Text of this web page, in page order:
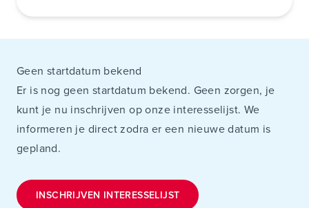
Geen startdatum bekend
Er is nog geen startdatum bekend. Geen zorgen, je
kunt je nu inschrijven op onze interesselijst. We
informeren je direct zodra er een nieuwe datum is
gepland.
INSCHRIJVEN INTERESSELIJST